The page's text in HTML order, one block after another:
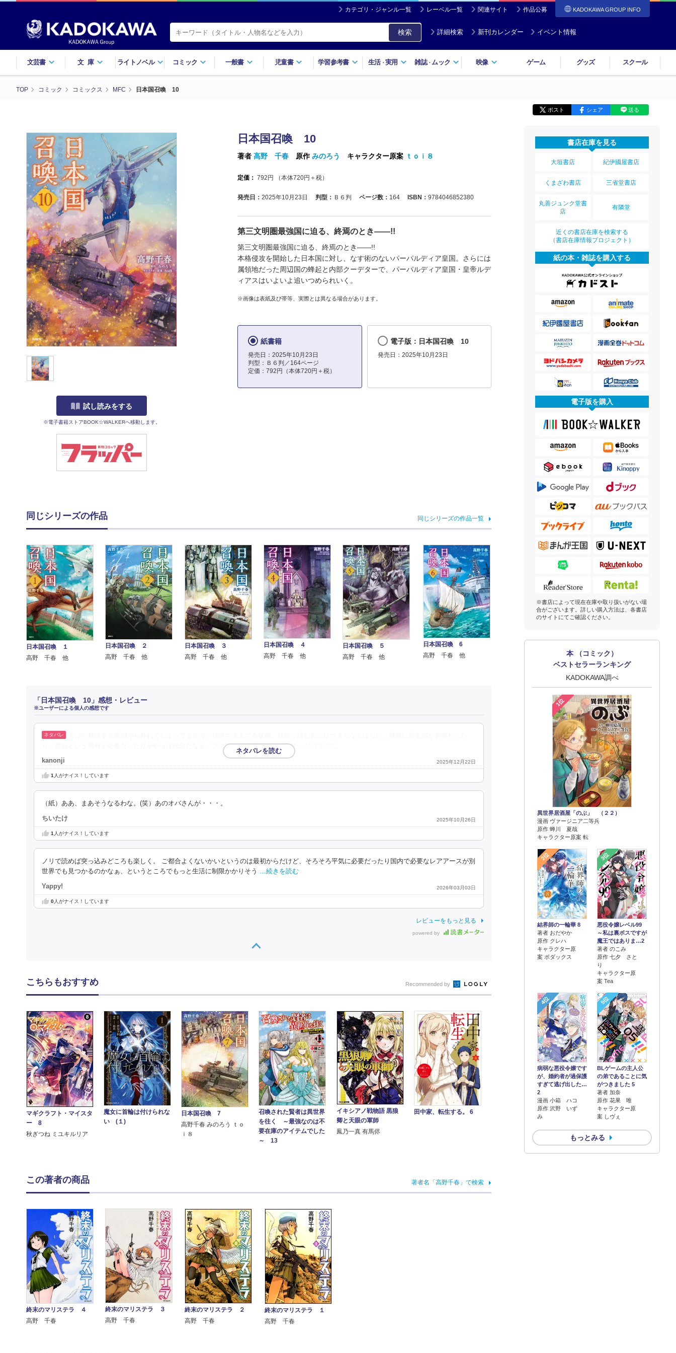
カテゴリ・ジャンル一覧 レーベル一覧 関連サイト 作品公募 KADOKAWA GROUP INFO
検索 詳細検索 新刊カレンダー イベント情報
文芸書 文庫 ライトノベル コミック 一般書 児童書 学習参考書 生活・実用 雑誌・ ムック 映像 ゲーム グッズ スクール
TOP コミック コミックス MFC 日本国召喚 10
ポスト シェア 送る
試し読みをする
※電子書籍ストアBOOK☆WALKERへ移動します。
日本国召喚 10
著者 高野 千春 原作みのろう キャラクター原案 ｔｏｉ８
定価： 792 円 （本体720円＋税）
発売日： 2025年10月23日 判型： Ｂ６判 ページ数： 164 ISBN： 9784046852380
第三文明圏最強国に迫る、終焉のとき――!!
第三文明圏最強国に迫る、終焉のとき――!!
本格侵攻を開始した日本国に対し、なす術のないパーパルディア皇国。さらには
属領地だった周辺国の蜂起と内部クーデターで、パーパルディア皇国・皇帝ルデ
ィアスはいよいよ追いつめられいく。
※画像は表紙及び帯等、実際とは異なる場合があります。
紙書籍
発売日：2025年10月23日
判型：Ｂ６判／164ページ
定価：792円（本体720円＋税）
電子版：日本国召喚 10
発売日：2025年10月23日
同じシリーズの作品 同じシリーズの作品一覧
日本国召喚 １
高野 千春 他
日本国召喚 ２
高野 千春 他
日本国召喚 ３
高野 千春 他
日本国召喚 ４
高野 千春 他
日本国召喚 ５
高野 千春 他
日本国召喚 6
高野 千春 他
「日本国召喚 10」感想・レビュー
※ユーザーによる個人の感想です
り、魔石という燃料が必要だったりがやっぱ残念だなぁ。ファンタジー側のものが現代
kanonji 2025年12月22日
1人がナイス！しています
（紙）ああ、まあそうなるわな。(笑）あのオバさんが・・・。
ちいたけ 2025年10月26日
1 人がナイス！しています
ノリで読めば突っ込みどころも楽しく。 ご都合よくないかいというのは最初からだけど、そろそろ平気に必要だったり国内で必要なレアアースが別
世界でも見つかるのかなぁ、というところでもっと生活に制限かかりそう …続きを読む
Yappy! 2026年03月03日
0人がナイス！しています
レビューをもっと見る
powered by
書店在庫を見る
大垣書店 紀伊國屋書店
くまざわ書店 三省堂書店
丸善ジュンク堂書
店
有隣堂
近くの書店在庫を検索する
（書店在庫情報プロジェクト）
紙の本・雑誌を購入する
電子版を購入
※書店によって現在在庫や取り扱いがない場
合がございます。詳しい購入方法は、各書店
のサイトにてご確認ください。
本 （コミック）
ベストセラーランキング
KADOKAWA調べ
1位
異世界居酒屋「のぶ」 （２２）
漫画 ヴァージニア二等兵
原作 蝉川 夏哉
キャラクター原案 転
2位
結界師の一輪華 8
著者 おだやか
原作 クレハ
キャラクター原
案 ボダックス
3位
悪役令嬢レベル99
～私は裏ボスですが
魔王ではありま…2
著者 のこみ
原作 七夕 さと
り
キャラクター原
案 Tea
4位
病弱な悪役令嬢です
が、婚約者が過保護
すぎて逃げ出した…
2
漫画 小箱 ハコ
原作 沢野 いず
み
5位
BLゲームの主人公
の弟であることに気
がつきました 5
著者 加奈
原作 花果 唯
キャラクター原
案 しヴぇ
もっとみる
こちらもおすすめ Recommended by
マギクラフト・マイスタ
ー 8
秋ぎつね ミユキルリア
魔女に首輪は付けられな
い (１)
日本国召喚 7
高野千春 みのろう ｔｏ
ｉ８
召喚された賢者は異世界
を往く ～最強なのは不
要在庫のアイテムでした
～ 13
イキシアノ戦物語 黒狼
卿と天眼の軍師
鳳乃一真 有馬侭
田中家、転生する。 6
この著者の商品 著者名「高野千春」で検索
終末のマリステラ ４
高野 千春
終末のマリステラ ３
高野 千春
終末のマリステラ ２
高野 千春
終末のマリステラ １
高野 千春